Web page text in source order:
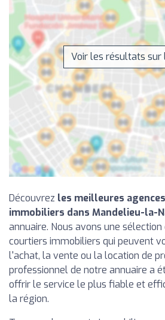
Voir les résultats sur
Découvrez les meilleures
immobiliers dans Mandelieu-la-
annuaire. Nous avons une
courtiers immobiliers qui peuvent
l'achat, la vente ou la location de
professionnel de notre annuaire a
offrir le service le plus fiable et
la région.